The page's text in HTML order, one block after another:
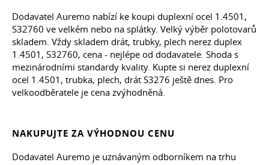
Dodavatel Auremo nabízí ke koupi duplexní ocel 1.4501,
S32760 ve velkém nebo na splátky. Velký výběr polotovarů
skladem. Vždy skladem drát, trubky, plech nerez duplex
1.4501, S32760, cena - nejlépe od dodavatele. Shoda s
mezinárodními standardy kvality. Kupte si nerez duplexní
ocel 1.4501, trubka, plech, drát S3276 ještě dnes. Pro
velkoodběratele je cena zvýhodněná.
NAKUPUJTE ZA VÝHODNOU CENU
Dodavatel Auremo je uznávaným odborníkem na trhu